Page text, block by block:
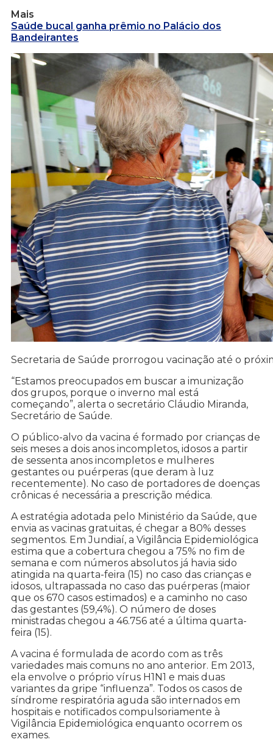
Mais
Saúde bucal ganha prêmio no Palácio dos
Bandeirantes
Secretaria de Saúde prorrogou vacinação até o
“Estamos preocupados em buscar a imunização
dos grupos, porque o inverno mal está
começando”, alerta o secretário Cláudio Miranda,
Secretário de Saúde.
O público-alvo da vacina é formado por crianças de
seis meses a dois anos incompletos, idosos a partir
de sessenta anos incompletos e mulheres
gestantes ou puérperas (que deram à luz
recentemente). No caso de portadores de doenças
crônicas é necessária a prescrição médica.
A estratégia adotada pelo Ministério da Saúde, que
envia as vacinas gratuitas, é chegar a 80% desses
segmentos. Em Jundiaí, a Vigilância Epidemiológica
estima que a cobertura chegou a 75% no fim de
semana e com números absolutos já havia sido
atingida na quarta-feira (15) no caso das crianças e
idosos, ultrapassada no caso das puérperas (maior
que os 670 casos estimados) e a caminho no caso
das gestantes (59,4%). O número de doses
ministradas chegou a 46.756 até a última quarta-
feira (15).
A vacina é formulada de acordo com as três
variedades mais comuns no ano anterior. Em 2013,
ela envolve o próprio vírus H1N1 e mais duas
variantes da gripe “influenza”. Todos os casos de
síndrome respiratória aguda são internados em
hospitais e notificados compulsoriamente à
Vigilância Epidemiológica enquanto ocorrem os
exames.